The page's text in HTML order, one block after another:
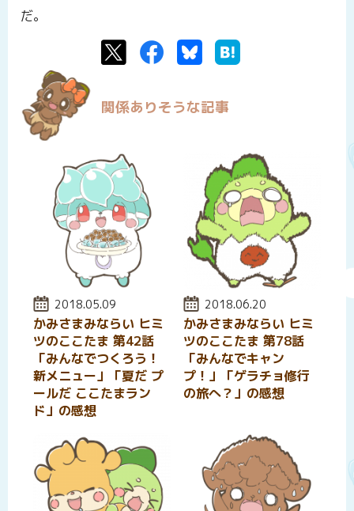
だ。
TwitterFacebookBluesky
関係ありそうな記事
投稿日:
2018.05.09
かみさまみならい ヒミ
ツのここたま 第42話
「みんなでつくろう！
新メニュー」「夏だ プ
ールだ ここたまラン
ド」の感想
投稿日:
2018.06.20
かみさまみならい ヒミ
ツのここたま 第78話
「みんなでキャン
プ！」「ゲラチョ修行
の旅へ？」の感想